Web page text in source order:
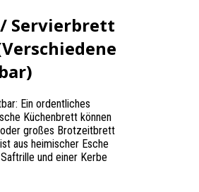
Servierbrett
Ein ordentliches
Küchenbrett können
großes Brotzeitbrett
aus heimischer Esche
und einer Kerbe